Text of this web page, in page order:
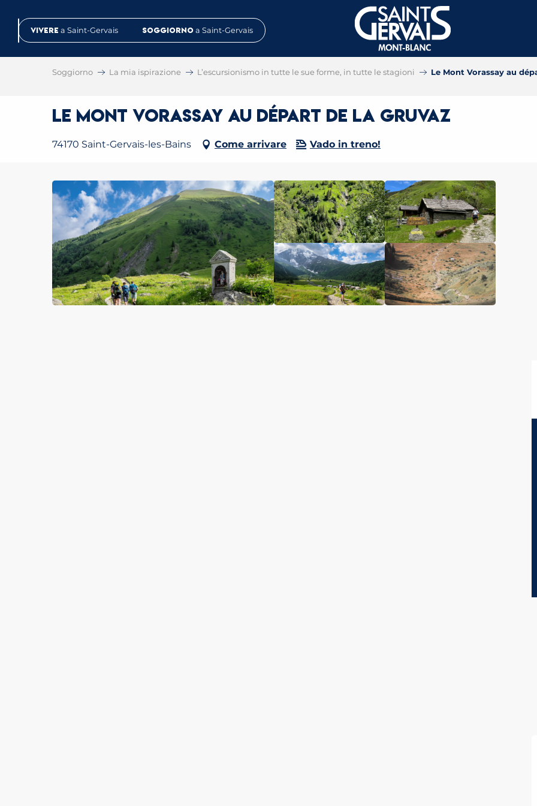
contenuVivere a Saint-Gervais Soggiorno a Saint-Gervais
Soggiorno La mia ispirazione L’escursionismo in tutte le sue forme, in tutte le stagioni Le Mont Vorassay au
Le Mont Vorassay au départ de la Gruvaz
74170 Saint-Gervais-les-Bains Come arrivare Vado in treno!